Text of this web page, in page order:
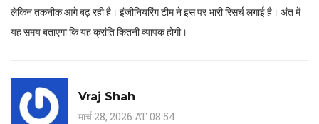
लेकिन तकनीक आगे बढ़ रही है। इंजीनियरिंग टीम ने इस पर भारी रिसर्च लगाई है। अंत में
यह समय बताएगा कि यह क्रांति कितनी व्यापक होगी।
Vraj Shah
मार्च 28, 2026 AT 08:54